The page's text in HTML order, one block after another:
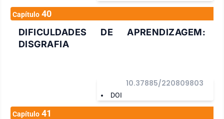
Capítulo 40
DIFICULDADES DE APRENDIZAGEM:
DISGRAFIA
DOI
10.37885/220809803
Capítulo 41